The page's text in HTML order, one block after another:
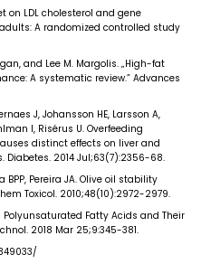
on LDL cholesterol and gene
A randomized controlled study
and Lee M. Margolis. „High-fat
A systematic review.” Advances
J, Johansson HE, Larsson A,
I, Risérus U. Overfeeding
distinct effects on liver and
2014 Jul;63(7):2356-68.
BPP, Pereira JA. Olive oil stability
Toxicol. 2010;48(10):2972-2979.
Fatty Acids and Their
2018 Mar 25;9:345-381.